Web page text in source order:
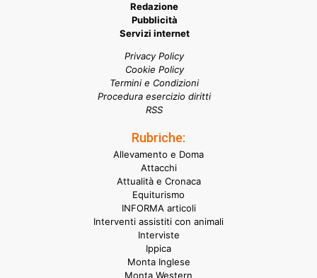
Redazione
Pubblicità
Servizi internet
Privacy Policy
Cookie Policy
Termini e Condizioni
Procedura esercizio diritti
RSS
Rubriche:
Allevamento e Doma
Attacchi
Attualità e Cronaca
Equiturismo
INFORMA articoli
Interventi assistiti con animali
Interviste
Ippica
Monta Inglese
Monta Western